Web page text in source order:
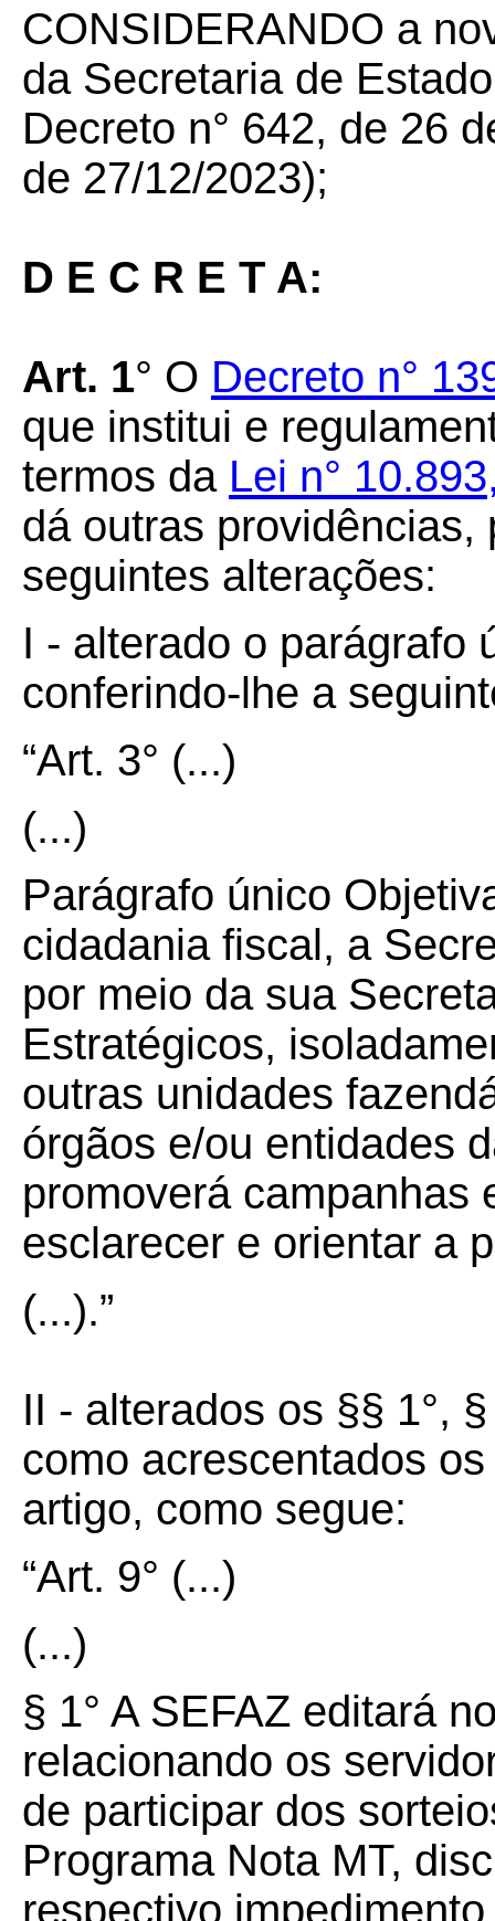
CONSIDERANDO a
da Secretaria de
Decreto n° 642, de 26
de 27/12/2023);
D E C R E T A:
Art. 1° O Decreto n°
que institui e
termos da Lei n°
dá outras
seguintes alterações:
I - alterado o parágrafo
conferindo-lhe a
“Art. 3° (...)
(...)
Parágrafo único
cidadania fiscal, a
por meio da sua
Estratégicos,
outras unidades
órgãos e/ou entidades
promoverá campanhas
esclarecer e orientar a
(...).”
II - alterados os §§ 1°,
como acrescentados
artigo, como segue:
“Art. 9° (...)
(...)
§ 1° A SEFAZ editará
relacionando os
de participar dos
Programa Nota MT,
respectivo